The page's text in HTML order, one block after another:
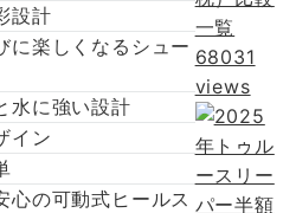
設計
に楽しくなるシュー
水に強い設計
イン
心の可動式ヒールス
一覧
68031
views